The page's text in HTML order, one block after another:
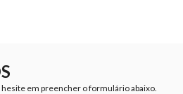
em preencher o formulário abaixo.